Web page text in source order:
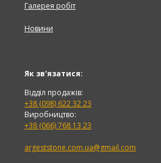
Галерея робіт
Новини
Як зв'язатися:
Відділ продажів:
+38 (098) 622 32 23
Виробництво:
+38 (066) 768 13 23
argeststone.com.ua@gmail.com